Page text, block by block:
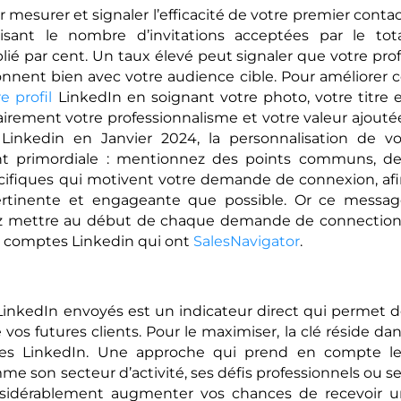
mesurer et signaler l’efficacité de votre premier
le nombre d’invitations acceptées par le
par cent. Un taux élevé peut signaler que votre
bien avec votre audience cible. Pour améliorer
profil LinkedIn en soignant votre photo, votre titre
votre professionnalisme et votre valeur
en Janvier 2024, la personnalisation de
primordiale : mentionnez des points communs,
qui motivent votre demande de connexion,
et engageante que possible. Or ce
mettre au début de chaque demande de
Linkedin qui ont SalesNavigator.
envoyés est un indicateur direct qui permet
futures clients. Pour le maximiser, la clé réside
LinkedIn. Une approche qui prend en compte
son secteur d’activité, ses défis professionnels ou
augmenter vos chances de recevoir